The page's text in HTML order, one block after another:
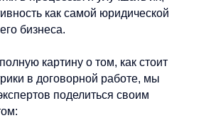
как самой юридической
бизнеса.
картину о том, как стоит
в договорной работе, мы
поделиться своим